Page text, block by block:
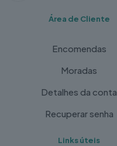
Área de Cliente
Encomendas
Moradas
Detalhes da conta
Recuperar senha
Links úteis